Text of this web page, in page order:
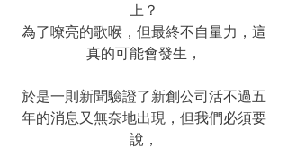
上？
為了嘹亮的歌喉，但最終不自量力，這
真的可能會發生，
於是一則新聞驗證了新創公司活不過五
年的消息又無奈地出現，但我們必須要
說，